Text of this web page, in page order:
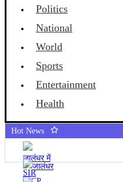
Politics
National
World
Sports
Entertainment
Health
Hot News